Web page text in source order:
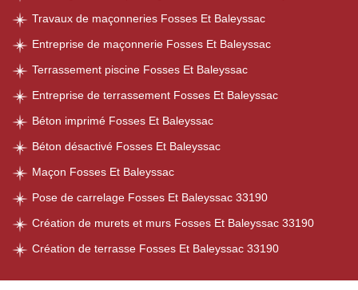
Travaux de maçonneries Fosses Et Baleyssac
Entreprise de maçonnerie Fosses Et Baleyssac
Terrassement piscine Fosses Et Baleyssac
Entreprise de terrassement Fosses Et Baleyssac
Béton imprimé Fosses Et Baleyssac
Béton désactivé Fosses Et Baleyssac
Maçon Fosses Et Baleyssac
Pose de carrelage Fosses Et Baleyssac 33190
Création de murets et murs Fosses Et Baleyssac 33190
Création de terrasse Fosses Et Baleyssac 33190